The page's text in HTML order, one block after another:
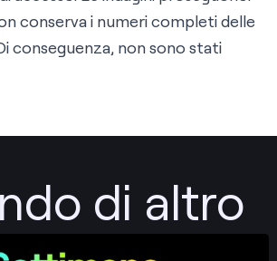
conserva i numeri completi delle
conseguenza, non sono stati
di altro